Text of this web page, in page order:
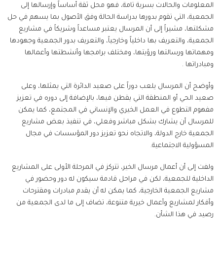
المعلومات والحالات بسرية تامة، فهو محل ثقة أساساً وإرسالها إلى
الجمعية، التي تقوم بدورها بدراسة الحالة وفق الأصول بما يسهم في حل
مشكلتها، مشيراً إلى أن المرسال يعتبر مساعداً وشريكاً في مشاريع
الجمعية، والتعريف بها داخلياً وخارجياً، والتعريف بدور الجمعية وجهودها
ومهماتها ورسالتها ورؤيتها، ومختلف برامجها وأنشطتها وأعمالها
ومبادراتها .
وأوضح أن المرسال يلعب دوراً على صعيد الدائرة التي يمثلها، وعلى
صعيد الحي أو المنطقة التي يقطن فيها، بالإضافة إلى دوره في تعزيز
مفهوم التطوع في العمل الخيري والإنساني في المجتمع، كما يمكن
للمرسال أن يشارك بشكل مباشر وفعلي، في تنفيذ بعض مشاريع
الجمعية خارج الدولة، والاتجاه نحو تعزيز دور المؤسسات في مجال
المسؤولية الاجتماعية.
ولفت إلى أن أعمال مرسال الخير، تتركز في المرحلة الأولى على المشاريع
الداخلية للجمعية، لكن في مراحل قادمة سيكون له دور وحضور في
مشاريع الجمعية الخارجية، كما يمكن له أن يقدم مبادرات ومقترحات
وأفكار لمشاريع وأعمال خيرية متنوعة، تضاف إلى ما لدى الجمعية من
رصيد في هذا الشأن.